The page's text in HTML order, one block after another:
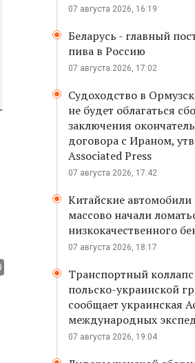
07 августа 2026, 16:19
Беларусь - главный
пива в Россию
07 августа 2026, 17:02
Судоходство в
не будет облагаться
заключения
договора с Ираном,
Associated Press
07 августа 2026, 17:42
Китайские автомобили
массово начали
низкокачественного
07 августа 2026, 18:17
Транспортный коллапс
польско-украинской
сообщает украинская
международных
07 августа 2026, 19:04